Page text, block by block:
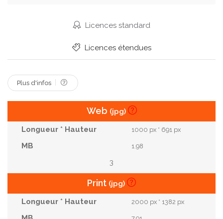
Arrosage Peut
Fleuriste Mis En Pot
Licences standard
Licences étendues
Plus d'infos
Web (jpg)
1000 px * 691 px
1.98
3
Print (jpg)
2000 px * 1382 px